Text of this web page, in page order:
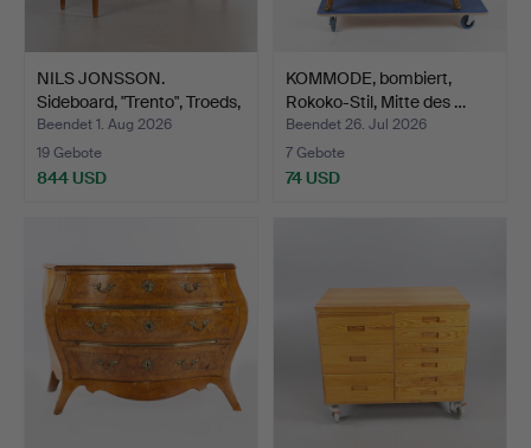
NILS JONSSON.
Sideboard, "Trento", Troeds,
…
Beendet 1. Aug 2026
19 Gebote
844 USD
KOMMODE, bombiert,
Rokoko-Stil, Mitte des …
Beendet 26. Jul 2026
7 Gebote
74 USD